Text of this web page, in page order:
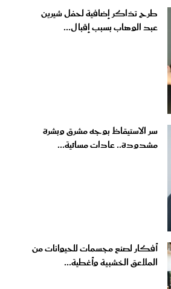
طرح تذاكر إضافية لحفل شيرين
عبد الوهاب بسبب إقبال...
سر الاستيقاظ بوجه مشرق وبشرة
مشدودة.. عادات مسائية...
أفكار لصنع مجسمات للحيوانات من
الملاعق الخشبية وأغطية...